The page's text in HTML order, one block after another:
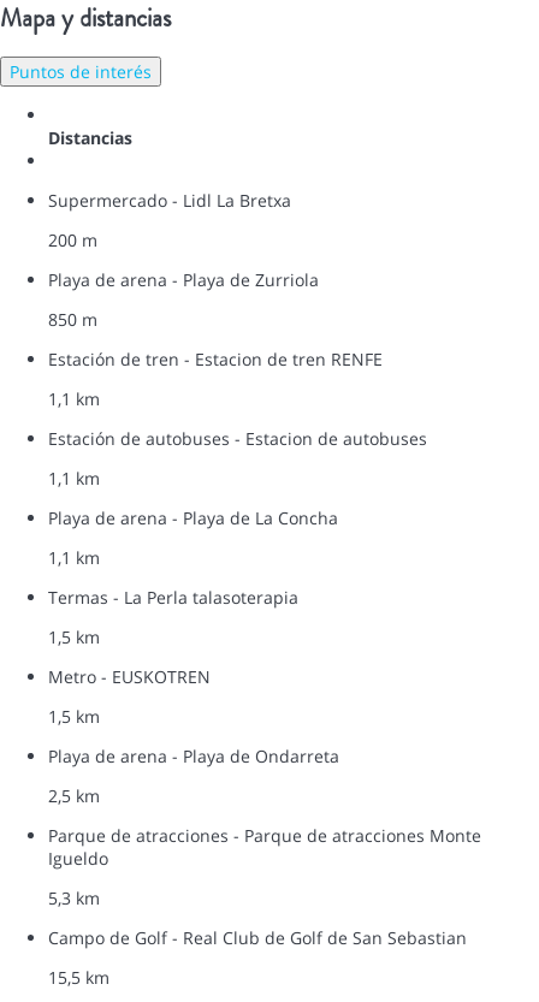
Mapa y distancias
Puntos de interés
Distancias
Supermercado - Lidl La Bretxa
200 m
Playa de arena - Playa de Zurriola
850 m
Estación de tren - Estacion de tren RENFE
1,1 km
Estación de autobuses - Estacion de autobuses
1,1 km
Playa de arena - Playa de La Concha
1,1 km
Termas - La Perla talasoterapia
1,5 km
Metro - EUSKOTREN
1,5 km
Playa de arena - Playa de Ondarreta
2,5 km
Parque de atracciones - Parque de atracciones Monte
Igueldo
5,3 km
Campo de Golf - Real Club de Golf de San Sebastian
15,5 km